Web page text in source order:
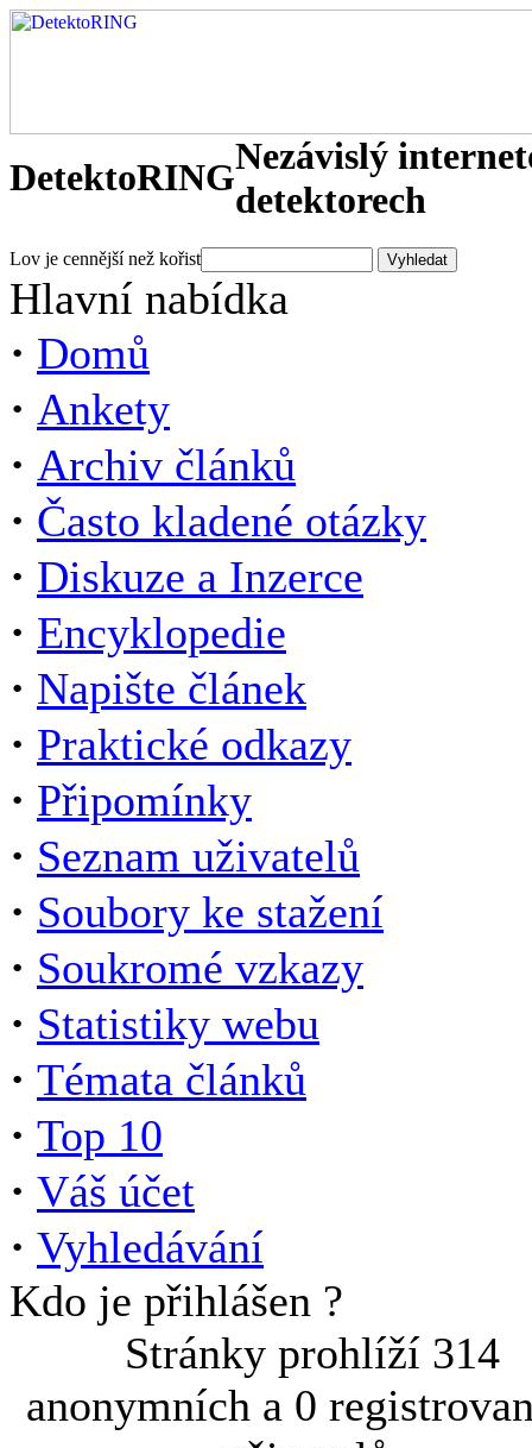
DetektoRINGNezávislý
detektorech
Lov je cennější než kořist
Hlavní nabídka
· Domů
· Ankety
· Archiv článků
· Často kladené otázky
· Diskuze a Inzerce
· Encyklopedie
· Napište článek
· Praktické odkazy
· Připomínky
· Seznam uživatelů
· Soubory ke stažení
· Soukromé vzkazy
· Statistiky webu
· Témata článků
· Top 10
· Váš účet
· Vyhledávání
Kdo je přihlášen ?
Stránky prohlíží 314
anonymních a 0